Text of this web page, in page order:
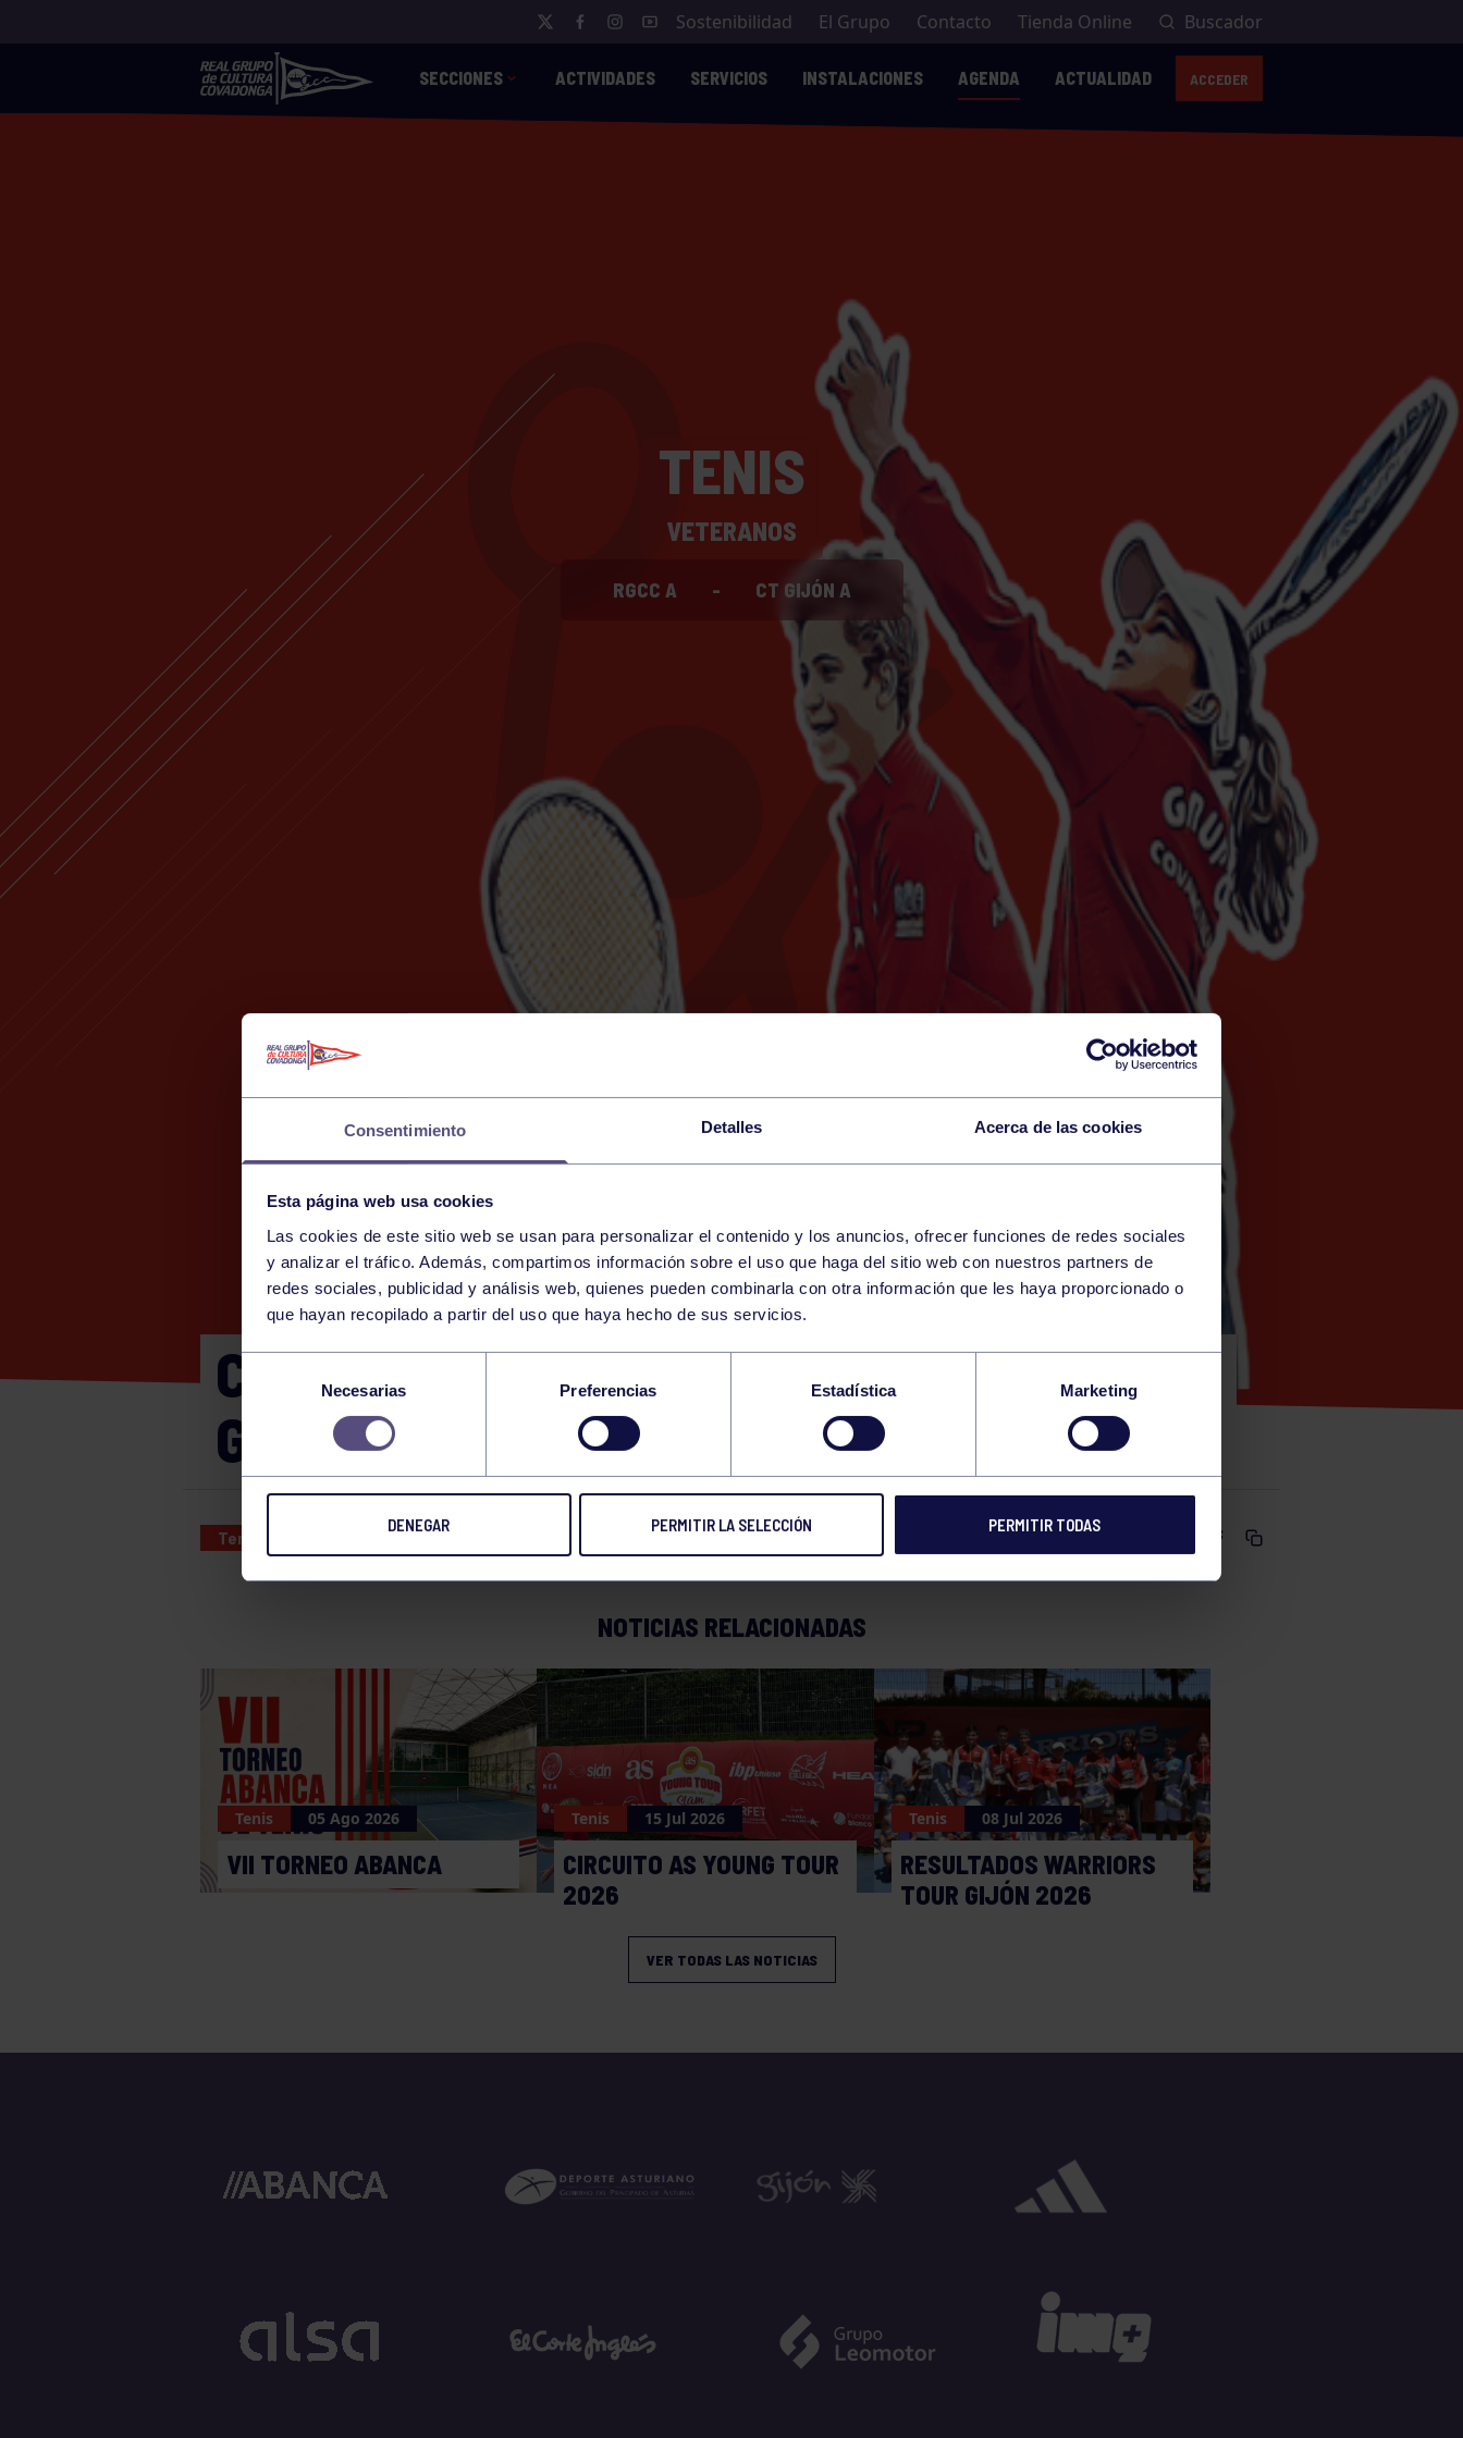
Consentimiento Detalles Acerca de las cookies
Esta página web usa cookies
Las cookies de este sitio web se usan para personalizar el contenido y los anuncios, ofrecer funciones de redes sociales
y analizar el tráfico. Además, compartimos información sobre el uso que haga del sitio web con nuestros partners de
redes sociales, publicidad y análisis web, quienes pueden combinarla con otra información que les haya proporcionado o
que hayan recopilado a partir del uso que haya hecho de sus servicios.
Selección
consentimiento
Necesarias Preferencias Estadística Marketing
DENEGAR PERMITIR LA SELECCIÓN PERMITIR TODAS
Sostenibilidad El Grupo Contacto Tienda Online Buscador
SECCIONES ACTIVIDADES SERVICIOS INSTALACIONES AGENDA ACTUALIDAD ACCEDER
TENIS
VETERANOS
RGCC A - CT GIJÓN A
3 SATURDAY
FEBRUARY
14:00 h RGCC (MESTAS)
CTO ASTURIAS VETERANOS: RGCC A – CT
GIJÓN A
Tenis 03 FEB 2024 Comparte
NOTICIAS RELACIONADAS
Tenis 05 Ago 2026
VII TORNEO ABANCA
Tenis 15 Jul 2026
CIRCUITO AS YOUNG TOUR
2026
Tenis 08 Jul 2026
RESULTADOS WARRIORS
TOUR GIJÓN 2026
VER TODAS LAS NOTICIAS